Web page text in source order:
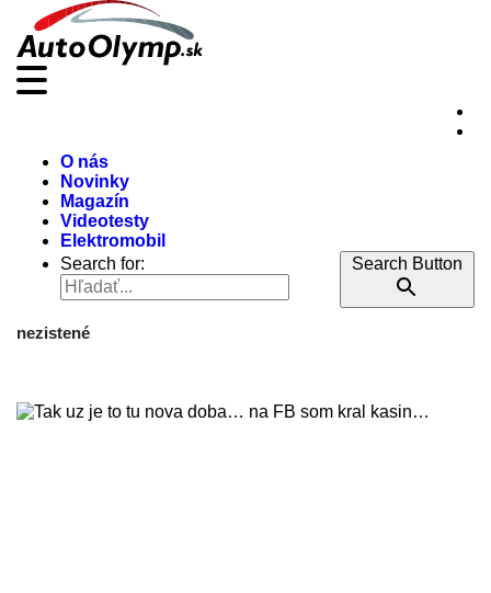
O nás
Novinky
Magazín
Videotesty
Elektromobil
Search for:
Search Button
nezistené